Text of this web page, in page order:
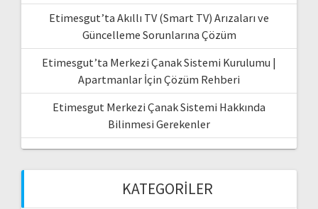
Etimesgut’ta Akıllı TV (Smart TV) Arızaları ve
Güncelleme Sorunlarına Çözüm
Etimesgut’ta Merkezi Çanak Sistemi Kurulumu |
Apartmanlar İçin Çözüm Rehberi
Etimesgut Merkezi Çanak Sistemi Hakkında
Bilinmesi Gerekenler
KATEGORILER